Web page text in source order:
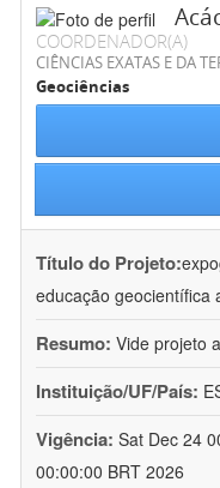
COORDENADOR(A)
CIÊNCIAS EXATAS E DA
Geociências
Título do Projeto:
educação geocientífica
Resumo: Vide projeto
Instituição/UF/País:
Vigência: Sat Dec 24
00:00:00 BRT 2026